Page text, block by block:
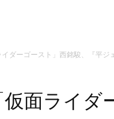
ダーゴースト」西銘駿、『平ジ
面ライダ